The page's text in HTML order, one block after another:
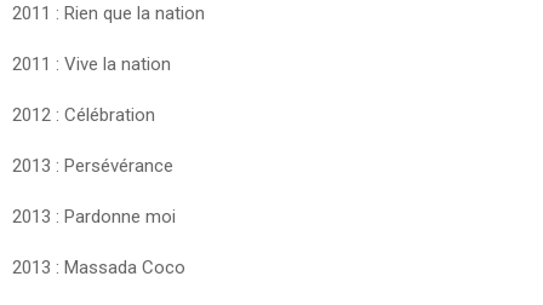
2011 : Rien que la nation
2011 : Vive la nation
2012 : Célébration
2013 : Persévérance
2013 : Pardonne moi
2013 : Massada Coco